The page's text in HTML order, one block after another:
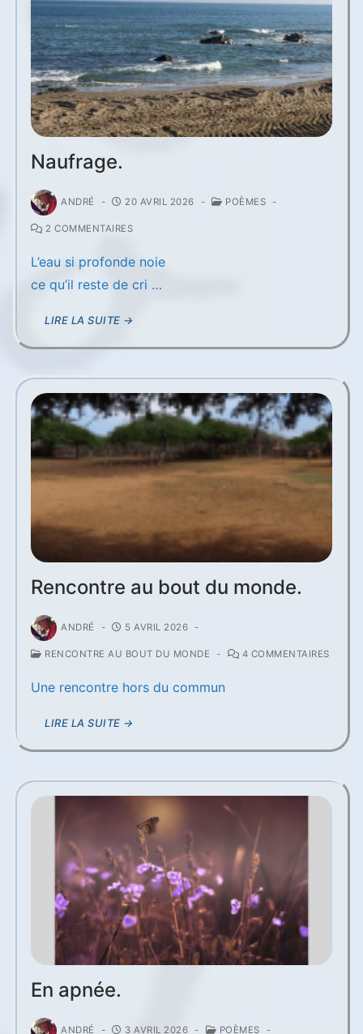
Naufrage.
ANDRÉ - 20 AVRIL 2026 - POÈMES -
2 COMMENTAIRES
L’eau si profonde noie
ce qu’il reste de cri …
LIRE LA SUITE →
Rencontre au bout du monde.
ANDRÉ - 5 AVRIL 2026 -
RENCONTRE AU BOUT DU MONDE - 4 COMMENTAIRES
Une rencontre hors du commun
LIRE LA SUITE →
En apnée.
ANDRÉ - 3 AVRIL 2026 - POÈMES -